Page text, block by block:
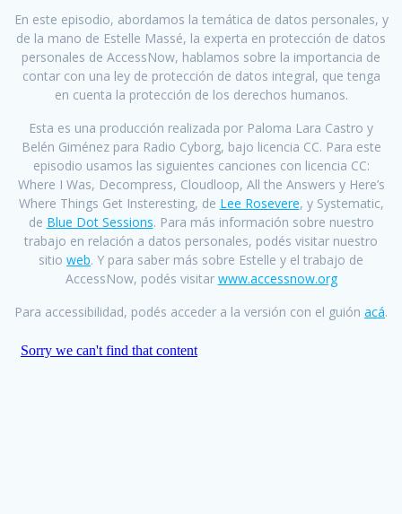
En este episodio, abordamos la temática de datos personales, y
de la mano de Estelle Massé, la experta en protección de datos
personales de AccessNow, hablamos sobre la importancia de
contar con una ley de protección de datos integral, que tenga
en cuenta la protección de los derechos humanos.
Esta es una producción realizada por Paloma Lara Castro y
Belén Giménez para Radio Cyborg, bajo licencia CC. Para este
episodio usamos las siguientes canciones con licencia CC:
Where I Was, Decompress, Cloudloop, All the Answers y Here’s
Where Things Get Insteresting, de Lee Rosevere, y Systematic,
de Blue Dot Sessions. Para más información sobre nuestro
trabajo en relación a datos personales, podés visitar nuestro
sitio web. Y para saber más sobre Estelle y el trabajo de
AccessNow, podés visitar www.accessnow.org
Para accessibilidad, podés acceder a la versión con el guión acá.